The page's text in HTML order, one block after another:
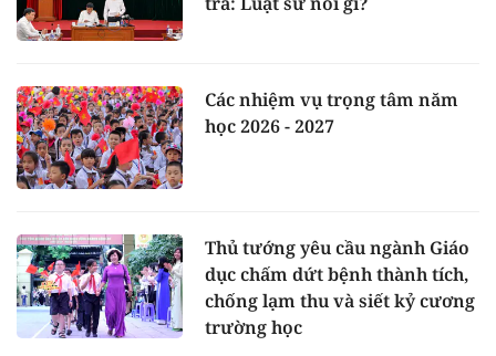
Các nhiệm vụ trọng tâm năm
học 2026 - 2027
Thủ tướng yêu cầu ngành Giáo
dục chấm dứt bệnh thành tích,
chống lạm thu và siết kỷ cương
trường học